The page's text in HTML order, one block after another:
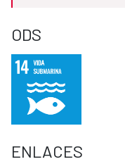
ODS
ENLACES